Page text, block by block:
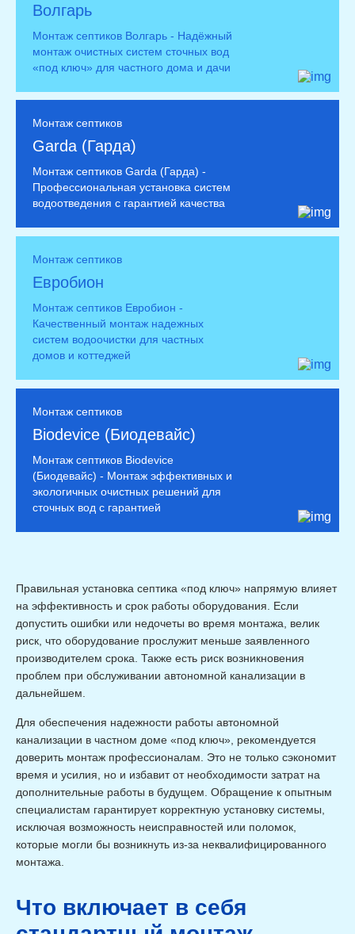
Волгарь
Монтаж септиков Волгарь - Надёжный
монтаж очистных систем сточных вод
«под ключ» для частного дома и дачи
Монтаж септиков
Garda (Гарда)
Монтаж септиков Garda (Гарда) -
Профессиональная установка систем
водоотведения с гарантией качества
Монтаж септиков
Евробион
Монтаж септиков Евробион -
Качественный монтаж надежных
систем водоочистки для частных
домов и коттеджей
Монтаж септиков
Biodevice (Биодевайс)
Монтаж септиков Biodevice
(Биодевайс) - Монтаж эффективных и
экологичных очистных решений для
сточных вод с гарантией
Правильная установка септика «под ключ» напрямую влияет
на эффективность и срок работы оборудования. Если
допустить ошибки или недочеты во время монтажа, велик
риск, что оборудование прослужит меньше заявленного
производителем срока. Также есть риск возникновения
проблем при обслуживании автономной канализации в
дальнейшем.
Для обеспечения надежности работы автономной
канализации в частном доме «под ключ», рекомендуется
доверить монтаж профессионалам. Это не только сэкономит
время и усилия, но и избавит от необходимости затрат на
дополнительные работы в будущем. Обращение к опытным
специалистам гарантирует корректную установку системы,
исключая возможность неисправностей или поломок,
которые могли бы возникнуть из-за неквалифицированного
монтажа.
Что включает в себя